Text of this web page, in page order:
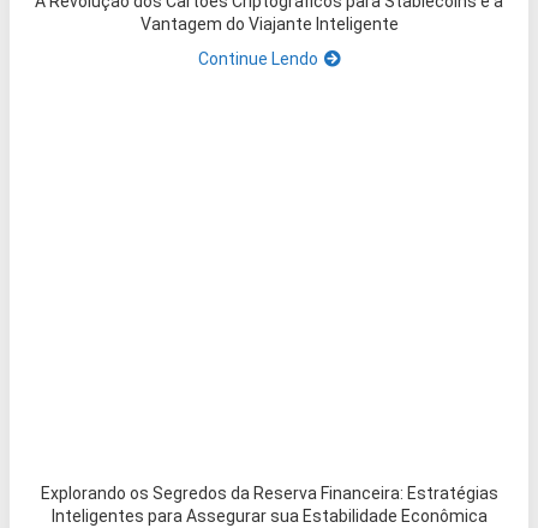
Vantagem do Viajante Inteligente
Continue Lendo
Explorando os Segredos da Reserva Financeira: Estratégias
Inteligentes para Assegurar sua Estabilidade Econômica